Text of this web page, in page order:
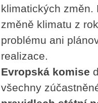
klimatických změn.
změně klimatu z
problému ani
realizace.
Evropská komise
všechny